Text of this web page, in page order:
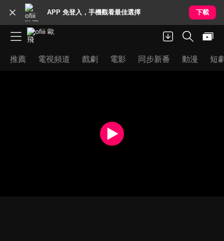
APP 免登入，手機觀看最佳選擇 下載
推薦 電視頻道 戲劇 電影 同步新番 動漫 短